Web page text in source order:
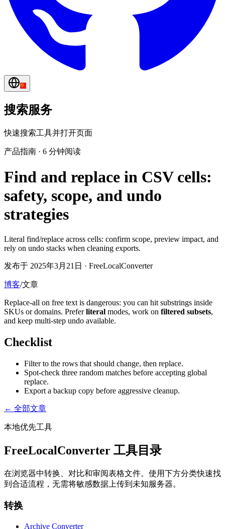
搜索服务
快速搜索工具并打开页面
产品指南 · 6 分钟阅读
Find and replace in CSV cells:
safety, scope, and undo
strategies
Literal find/replace across cells: confirm scope, preview impact, and
rely on undo stacks when cleaning exports.
发布于 2025年3月21日 · FreeLocalConverter
博客/文章
Replace-all on free text is dangerous: you can hit substrings inside
SKUs or domains. Preferliteral modes, work on filtered subsets,
and keep multi-step undo available.
Checklist
Filter to the rows that should change, then replace.
Spot-check three random matches before accepting global
replace.
Export a backup copy before aggressive cleanup.
← 全部文章
本地优先工具
FreeLocalConverter 工具目录
在浏览器中转换、对比和审阅表格文件。使用下方分类快速找
到合适流程，无需将敏感数据上传到未知服务器。
转换
Archive Converter